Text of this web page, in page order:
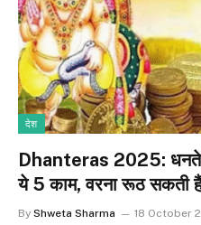
देश
Dhanteras 2025:
ये 5 काम, वरना रूठ सकती हैं
By Shweta Sharma 18 October